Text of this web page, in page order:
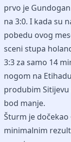
prvo je
na 3:0. I kada su
pobedu ovog
sceni stupa
3:3 za samo 14
nogom na
produbim
bod manje.
Šturm je
minimalnim